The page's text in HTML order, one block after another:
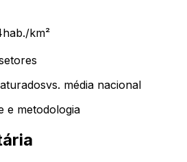
hab./km²
vs. média nacional
e metodologia